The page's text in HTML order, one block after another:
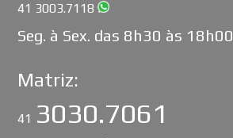
41 3003.7118
Seg. à Sex. das 8h30 às 18h00
Matriz:
41 3030.7061